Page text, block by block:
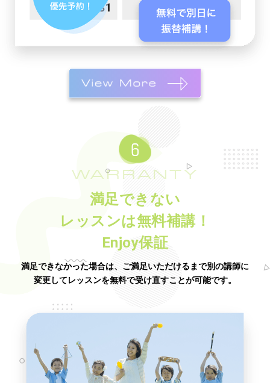
WARRANTY
満足できない
レッスンは無料補講！
Enjoy保証
満足できなかった場合は、ご満足いただけるまで別の講師に
変更してレッスンを無料で受け直すことが可能です。